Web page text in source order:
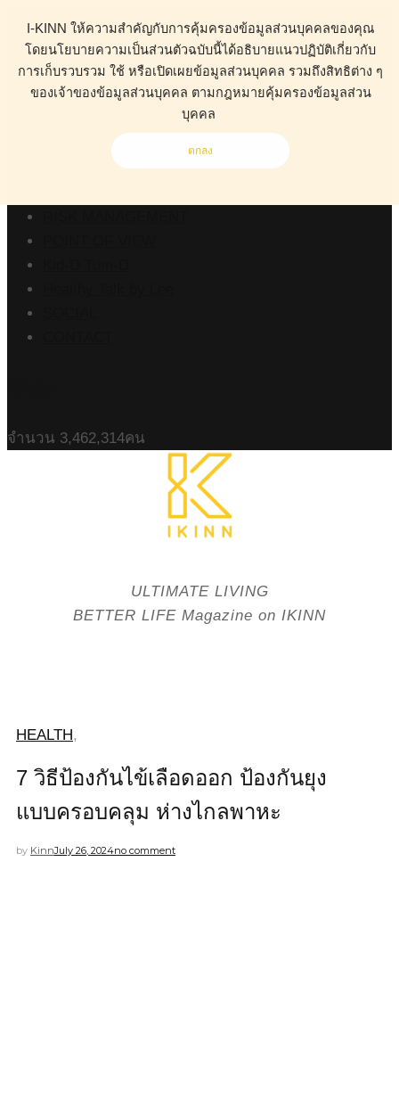
I-KINN ให้ความสำคัญกับการคุ้มครองข้อมูลส่วนบุคคลของคุณ
โดยนโยบายความเป็นส่วนตัวฉบับนี้ได้อธิบายแนวปฏิบัติเกี่ยวกับ
การเก็บรวบรวม ใช้ หรือเปิดเผยข้อมูลส่วนบุคคล รวมถึงสิทธิต่าง ๆ
ของเจ้าของข้อมูลส่วนบุคคล ตามกฎหมายคุ้มครองข้อมูลส่วน
บุคคล
ตกลง
ABOUT
BUSINESS
WORK CLINIC
จำนวน 3,462,314คน
ULTIMATE LIVING
BETTER LIFE Magazine on IKINN
HEALTH,
7 วิธีป้องกันไข้เลือดออก ป้องกันยุง
แบบครอบคลุม ห่างไกลพาหะ
by KinnJuly 26, 2024no comment